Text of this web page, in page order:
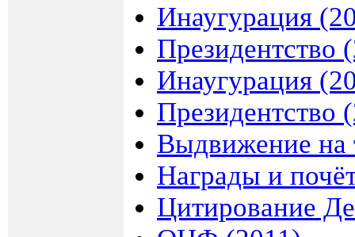
Инаугурация
Инаугурация
Выдвижение на
Награды и
Цитирование